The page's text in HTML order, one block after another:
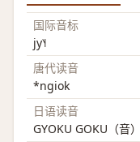
国际音标
jy˥˧
唐代读音
*ngiok
日语读音
GYOKU GOKU（音